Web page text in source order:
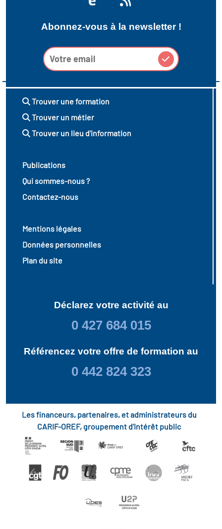
Abonnez-vous à la newsletter !
Trouver une formation
Trouver un métier
Trouver un lieu d'information
Publications
Qui sommes-nous ?
Contactez-nous
Mentions légales
Données personnelles
Plan du site
Déclarez votre activité au
0 427 684 015
Référencez votre offre de formation au
0 442 824 323
Les financeurs, partenaires, et administrateurs du
CARIF-OREF, groupement d'intérêt public